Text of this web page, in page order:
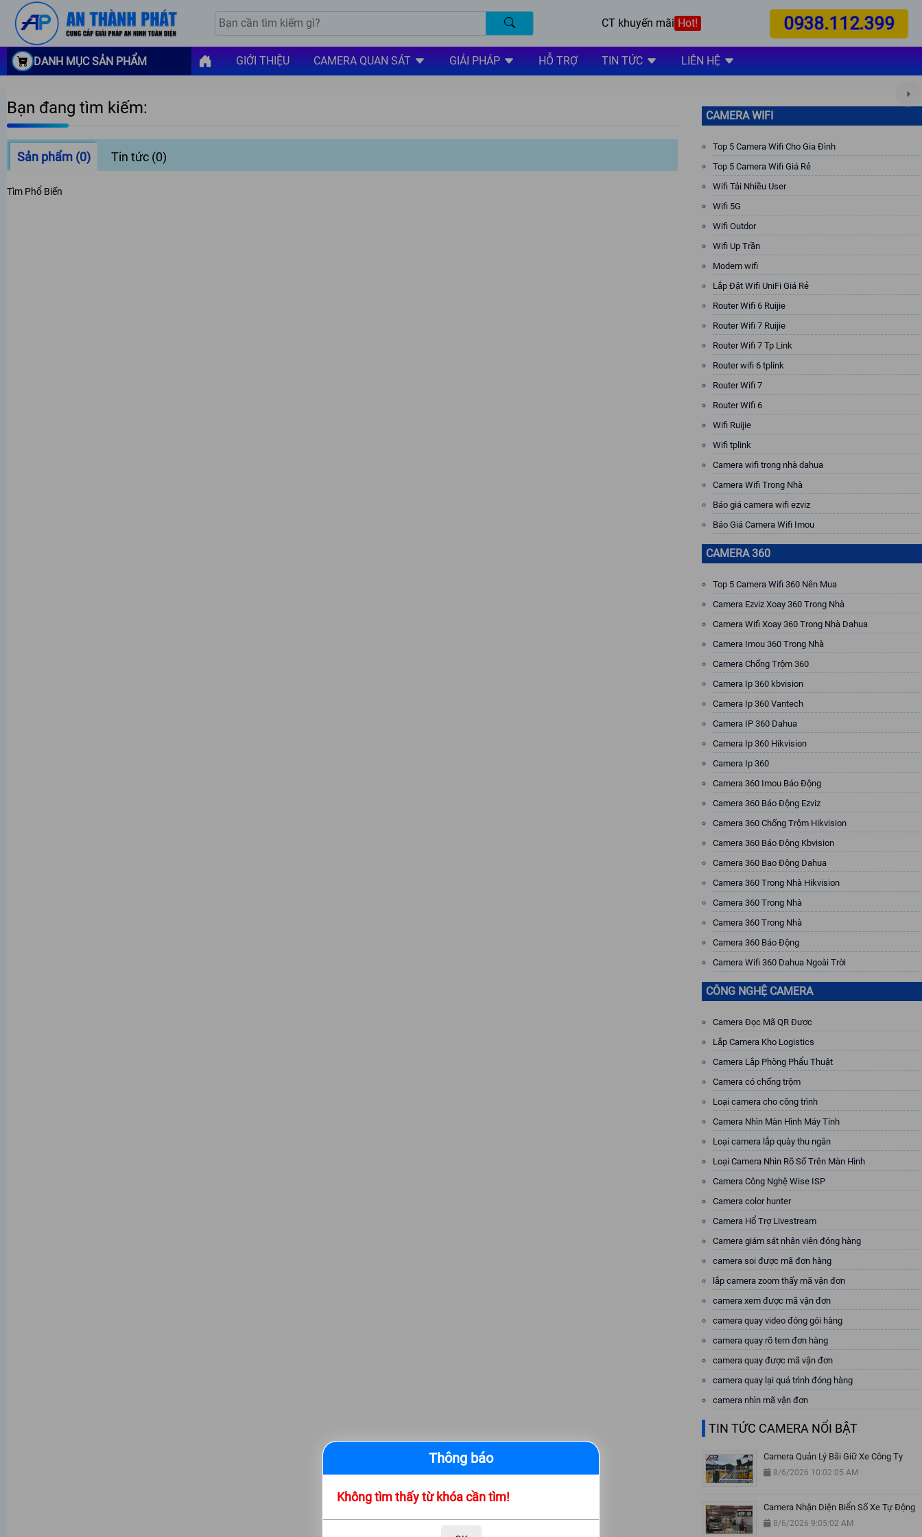
Thông báo
Không tìm thấy từ khóa cần tìm!
CT khuyến mãi Hot! 0938.112.399
DANH MỤC SẢN PHẨM GIỚI THIỆU CAMERA QUAN SÁT GIẢI PHÁP HỖ TRỢ TIN TỨC LIÊN HỆ
Bạn đang tìm kiếm:
Sản phẩm (0) Tin tức (0)
Tìm Phổ Biến
CAMERA WIFI
Top 5 Camera Wifi Cho Gia Đình
Top 5 Camera Wifi Giá Rẻ
Wifi Tải Nhiều User
Wifi 5G
Wifi Outdor
Wifi Up Trần
Modem wifi
Lắp Đặt Wifi UniFi Giá Rẻ
Router Wifi 6 Ruijie
Router Wifi 7 Ruijie
Router Wifi 7 Tp Link
Router wifi 6 tplink
Router Wifi 7
Router Wifi 6
Wifi Ruijie
Wifi tplink
Camera wifi trong nhà dahua
Camera Wifi Trong Nhà
Báo giá camera wifi ezviz
Báo Giá Camera Wifi Imou
CAMERA 360
Top 5 Camera Wifi 360 Nên Mua
Camera Ezviz Xoay 360 Trong Nhà
Camera Wifi Xoay 360 Trong Nhà Dahua
Camera Imou 360 Trong Nhà
Camera Chống Trộm 360
Camera Ip 360 kbvision
Camera Ip 360 Vantech
Camera IP 360 Dahua
Camera Ip 360 Hikvision
Camera Ip 360
Camera 360 Imou Báo Động
Camera 360 Báo Động Ezviz
Camera 360 Chống Trộm Hikvision
Camera 360 Báo Động Kbvision
Camera 360 Bao Động Dahua
Camera 360 Trong Nhà Hikvision
Camera 360 Trong Nhà
Camera 360 Trong Nhà
Camera 360 Báo Động
Camera Wifi 360 Dahua Ngoài Trời
CÔNG NGHỆ CAMERA
Camera Đọc Mã QR Được
Lắp Camera Kho Logistics
Camera Lắp Phòng Phẩu Thuật
Camera có chống trộm
Loại camera cho công trình
Camera Nhìn Màn Hình Máy Tính
Loại camera lắp quày thu ngân
Loại Camera Nhìn Rõ Số Trên Màn Hình
Camera Công Nghệ Wise ISP
Camera color hunter
Camera Hổ Trợ Livestream
Camera giám sát nhân viên đóng hàng
camera soi được mã đơn hàng
lắp camera zoom thấy mã vận đơn
camera xem được mã vận đơn
camera quay video đóng gói hàng
camera quay rõ tem đơn hàng
camera quay được mã vận đơn
camera quay lại quá trình đóng hàng
camera nhìn mã vận đơn
TIN TỨC CAMERA NỔI BẬT
Camera Quản Lý Bãi Giữ Xe Công Ty
8/6/2026 10:02:05 AM
Camera Nhận Diện Biển Số Xe Tự Động
8/6/2026 9:05:02 AM